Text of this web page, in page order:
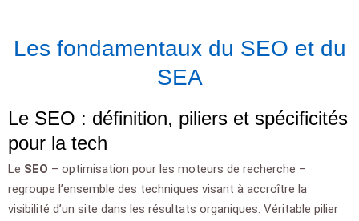
Les fondamentaux du SEO et du
SEA
Le SEO : définition, piliers et spécificités
pour la tech
Le SEO – optimisation pour les moteurs de recherche –
regroupe l’ensemble des techniques visant à accroître la
visibilité d’un site dans les résultats organiques. Véritable pilier